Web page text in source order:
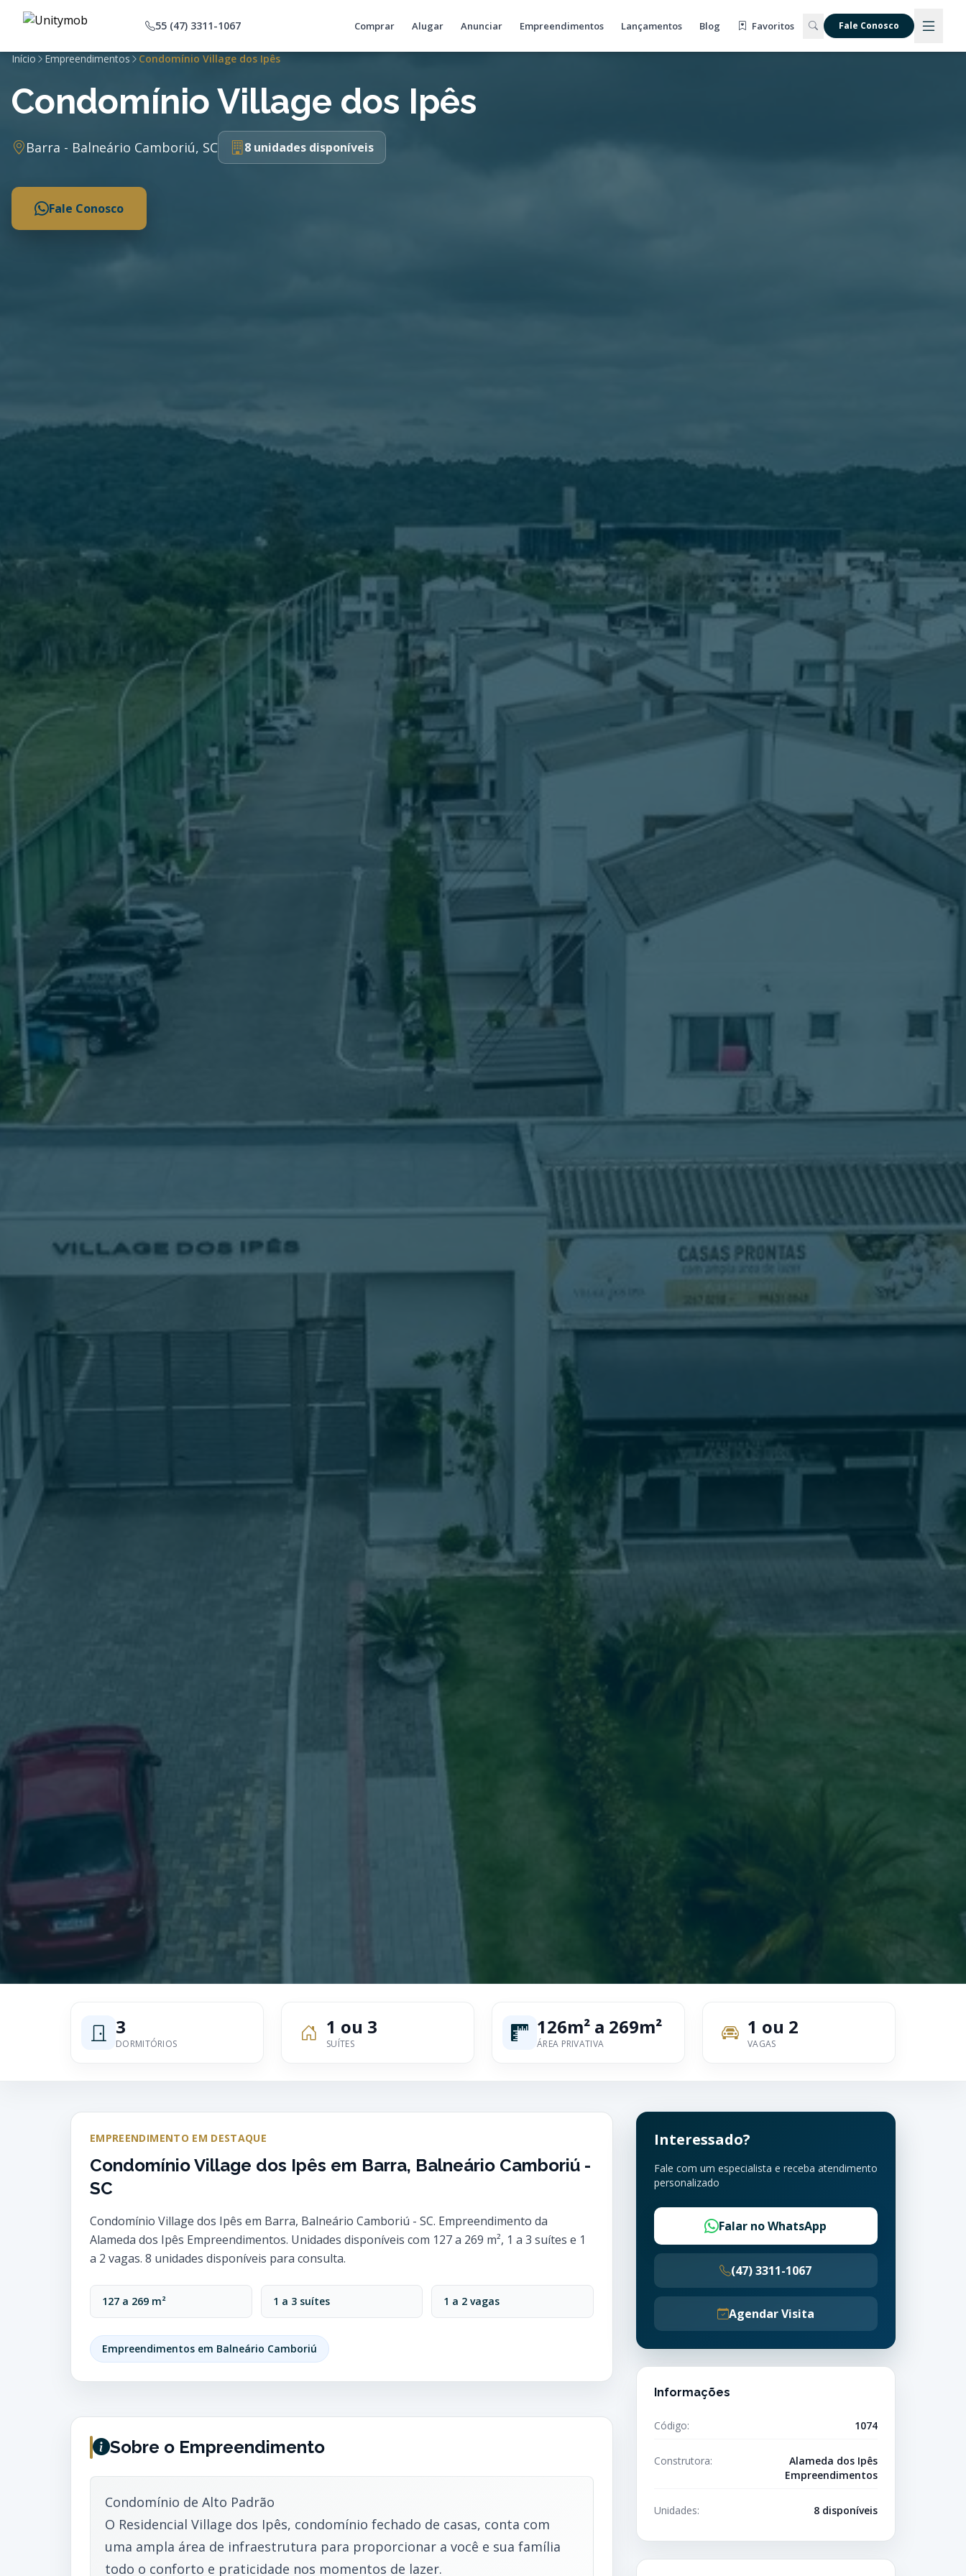
55 (47) 3311-1067 Comprar Alugar Anunciar Empreendimentos Lançamentos Blog Favoritos Fale Conosco
Início Empreendimentos Condomínio Village dos Ipês
Condomínio Village dos Ipês
Barra - Balneário Camboriú, SC 8 unidades disponíveis
Fale Conosco
3
DORMITÓRIOS
1 ou 3
SUÍTES
126m² a 269m²
ÁREA PRIVATIVA
1 ou 2
VAGAS
EMPREENDIMENTO EM DESTAQUE
Condomínio Village dos Ipês em Barra, Balneário Camboriú -
SC
Condomínio Village dos Ipês em Barra, Balneário Camboriú - SC. Empreendimento da
Alameda dos Ipês Empreendimentos. Unidades disponíveis com 127 a 269 m², 1 a 3 suítes e 1
a 2 vagas. 8 unidades disponíveis para consulta.
127 a 269 m² 1 a 3 suítes 1 a 2 vagas
Empreendimentos em Balneário Camboriú
Sobre o Empreendimento
Condomínio de Alto Padrão
O Residencial Village dos Ipês, condomínio fechado de casas, conta com
uma ampla área de infraestrutura para proporcionar a você e sua família
todo o conforto e praticidade nos momentos de lazer.
Interessado?
Fale com um especialista e receba atendimento
personalizado
Falar no WhatsApp
(47) 3311-1067
Agendar Visita
Informações
Código: 1074
Construtora:
Alameda dos Ipês
Empreendimentos
Unidades: 8 disponíveis